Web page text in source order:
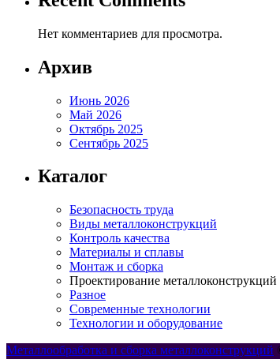
Нет комментариев для просмотра.
Архив
Июнь 2026
Май 2026
Октябрь 2025
Сентябрь 2025
Каталог
Безопасность труда
Виды металлоконструкций
Контроль качества
Материалы и сплавы
Монтаж и сборка
Проектирование металлоконструкций
Разное
Современные технологии
Технологии и оборудование
Металлообработка и сборка металлоконструкций